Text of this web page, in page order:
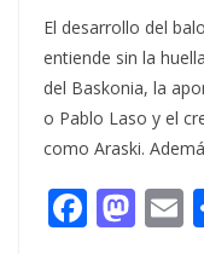
El desarrollo del
entiende sin la
del Baskonia, la
o Pablo Laso y el
como Araski.
F M E